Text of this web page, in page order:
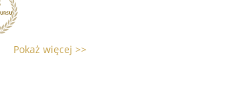
Pokaż więcej >>